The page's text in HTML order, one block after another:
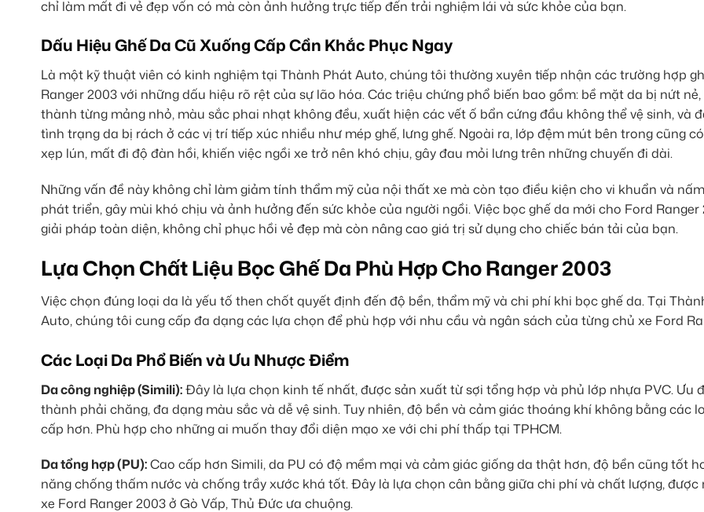
chỉ làm mất đi vẻ đẹp vốn có mà còn ảnh hưởng trực tiếp đến trải nghiệm lái và sức khỏe của bạn.
Dấu Hiệu Ghế Da Cũ Xuống Cấp Cần Khắc Phục Ngay
Là một kỹ thuật viên có kinh nghiệm tại Thành Phát Auto, chúng tôi thường xuyên tiếp nhận các trường hợp
Ranger 2003 với những dấu hiệu rõ rệt của sự lão hóa. Các triệu chứng phổ biến bao gồm: bề mặt da bị nứt
thành từng mảng nhỏ, màu sắc phai nhạt không đều, xuất hiện các vết ố bẩn cứng đầu không thể vệ sinh, và
tình trạng da bị rách ở các vị trí tiếp xúc nhiều như mép ghế, lưng ghế. Ngoài ra, lớp đệm mút bên trong cũng
xẹp lún, mất đi độ đàn hồi, khiến việc ngồi xe trở nên khó chịu, gây đau mỏi lưng trên những chuyến đi dài.
Những vấn đề này không chỉ làm giảm tính thẩm mỹ của nội thất xe mà còn tạo điều kiện cho vi khuẩn và
phát triển, gây mùi khó chịu và ảnh hưởng đến sức khỏe của người ngồi. Việc bọc ghế da mới cho Ford Ranger
giải pháp toàn diện, không chỉ phục hồi vẻ đẹp mà còn nâng cao giá trị sử dụng cho chiếc bán tải của bạn.
Lựa Chọn Chất Liệu Bọc Ghế Da Phù Hợp Cho Ranger 2003
Việc chọn đúng loại da là yếu tố then chốt quyết định đến độ bền, thẩm mỹ và chi phí khi bọc ghế da. Tại
Auto, chúng tôi cung cấp đa dạng các lựa chọn để phù hợp với nhu cầu và ngân sách của từng chủ xe Ford
Các Loại Da Phổ Biến và Ưu Nhược Điểm
Da công nghiệp (Simili):Đây là lựa chọn kinh tế nhất, được sản xuất từ sợi tổng hợp và phủ lớp nhựa PVC. Ưu
thành phải chăng, đa dạng màu sắc và dễ vệ sinh. Tuy nhiên, độ bền và cảm giác thoáng khí không bằng các
cấp hơn. Phù hợp cho những ai muốn thay đổi diện mạo xe với chi phí thấp tại TPHCM.
Da tổng hợp (PU):Cao cấp hơn Simili, da PU có độ mềm mại và cảm giác giống da thật hơn, độ bền cũng tốt
năng chống thấm nước và chống trầy xước khá tốt. Đây là lựa chọn cân bằng giữa chi phí và chất lượng, được
xe Ford Ranger 2003 ở Gò Vấp, Thủ Đức ưa chuộng.